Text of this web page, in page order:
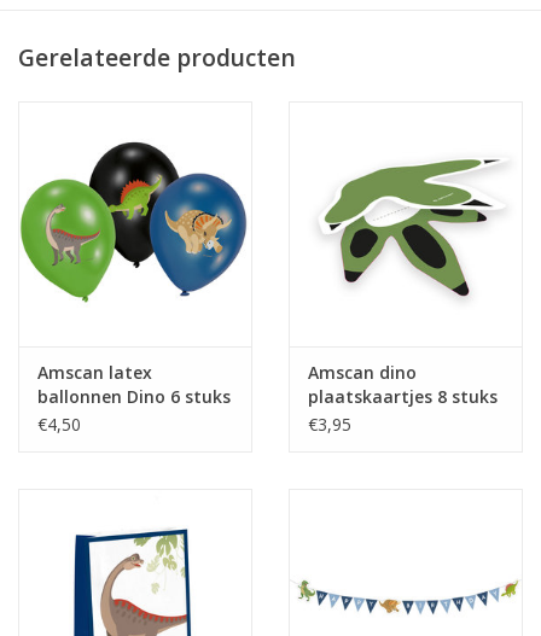
Gerelateerde producten
Amscan latex
ballonnen Dino 6 stuks
€4,50
Amscan dino
plaatskaartjes 8 stuks
€3,95